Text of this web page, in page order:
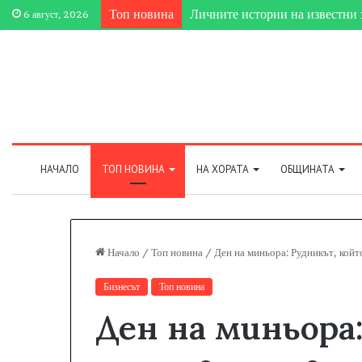
6 август, 2026 Топ новина Личните истории на известни
НАЧАЛО ТОП НОВИНА НА ХОРАТА ОБЩИНАТА
Начало / Топ новина / Ден на миньора: Рудникът,
Бизнесът Топ новина
Ден на